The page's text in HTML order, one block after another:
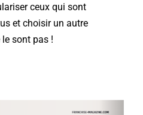
ceux qui sont
et choisir un autre
sont pas !